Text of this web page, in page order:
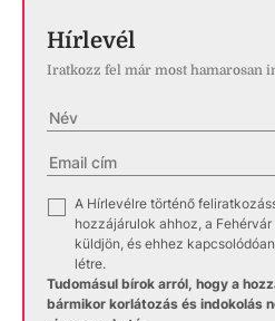
Hírlevél
Iratkozz fel már most
A Hírlevélre történő
hozzájárulok ahhoz, a
küldjön, és ehhez
létre.
Tudomásul bírok arról, hogy a
bármikor korlátozás és indokolás